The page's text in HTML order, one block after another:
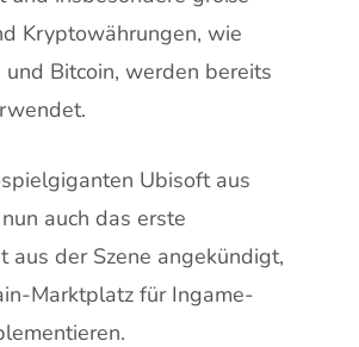
Kryptowährungen, wie
und Bitcoin, werden bereits
Ubisoft aus
auch das erste
aus der Szene angekündigt,
Marktplatz für Ingame-